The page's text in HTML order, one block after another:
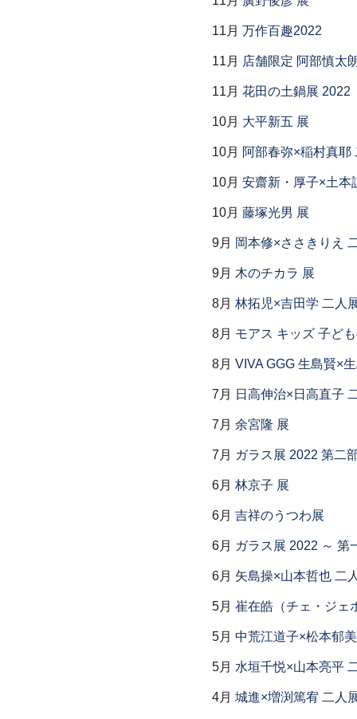
11月 万作百趣2022
11月 店舗限定 阿部慎太
11月 花田の土鍋展 2022
10月 大平新五 展
10月 阿部春弥×稲村真耶
10月 安齋新・厚子×土本
10月 藤塚光男 展
9月 岡本修×ささきりえ
9月 木のチカラ 展
8月 林拓児×吉田学 二人
8月 モアス キッズ 子ど
8月 VIVA GGG 生島賢×
7月 日高伸治×日高直子
7月 余宮隆 展
7月 ガラス展 2022 第二
6月 林京子 展
6月 吉祥のうつわ展
6月 ガラス展 2022 ～ 第
6月 矢島操×山本哲也 二
5月 崔在皓（チェ・ジェ
5月 中荒江道子×松本郁
5月 水垣千悦×山本亮平
4月 城進×増渕篤宥 二人